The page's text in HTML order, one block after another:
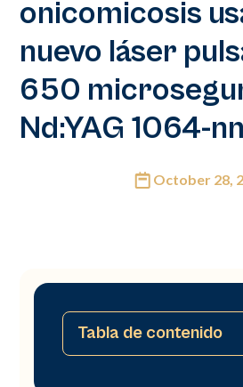
onicomicosis
nuevo láser
650
Nd:YAG 1064-
October 28,
Tabla de contenido